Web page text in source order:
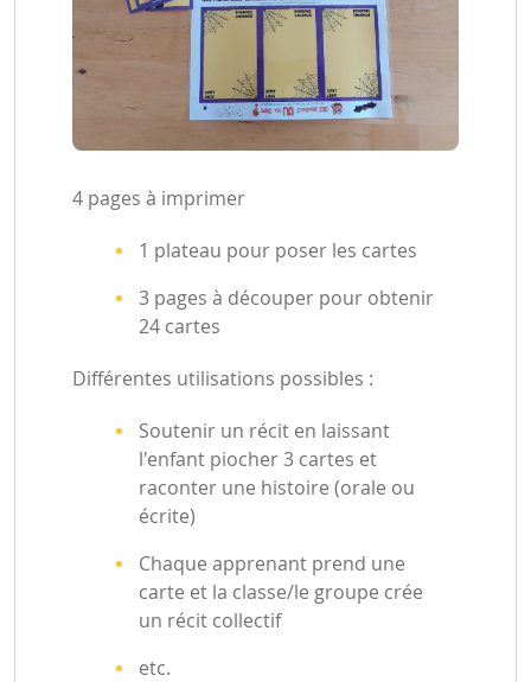
4 pages à imprimer
1 plateau pour poser les cartes
3 pages à découper pour obtenir
24 cartes
Différentes utilisations possibles :
Soutenir un récit en laissant
l'enfant piocher 3 cartes et
raconter une histoire (orale ou
écrite)
Chaque apprenant prend une
carte et la classe/le groupe crée
un récit collectif
etc.